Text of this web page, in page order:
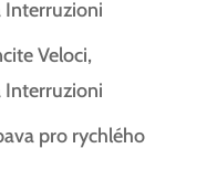
Interruzioni
Veloci,
Interruzioni
pro rychlého